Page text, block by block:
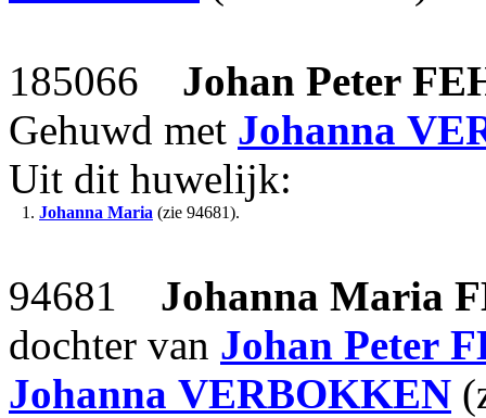
185066 Johan Peter
Gehuwd met Johanna
Uit dit huwelijk:
1. Johanna Maria (zie 94681).
94681 Johanna Maria
dochter van Johan Peter
Johanna VERBOKKEN